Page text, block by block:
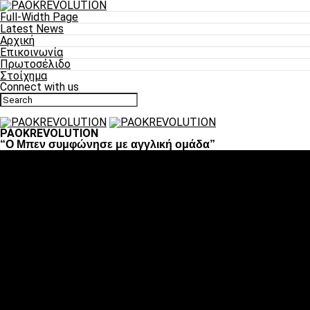
Full-Width Page
Latest News
Αρχική
Επικοινωνία
Πρωτοσέλιδο
Στοίχημα
Connect with us
PAOKREVOLUTION
“O Μπεν συμφώνησε με αγγλική ομάδα”